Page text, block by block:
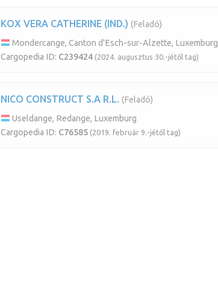
KOX VERA CATHERINE (IND.) (Feladó)
Mondercange, Canton d'Esch-sur-Alzette, Luxemburg
Cargopedia ID: C239424 (2024. augusztus 30.-jétől tag)
NICO CONSTRUCT S.A R.L. (Feladó)
Useldange, Redange, Luxemburg
Cargopedia ID: C76585 (2019. február 9.-jétől tag)